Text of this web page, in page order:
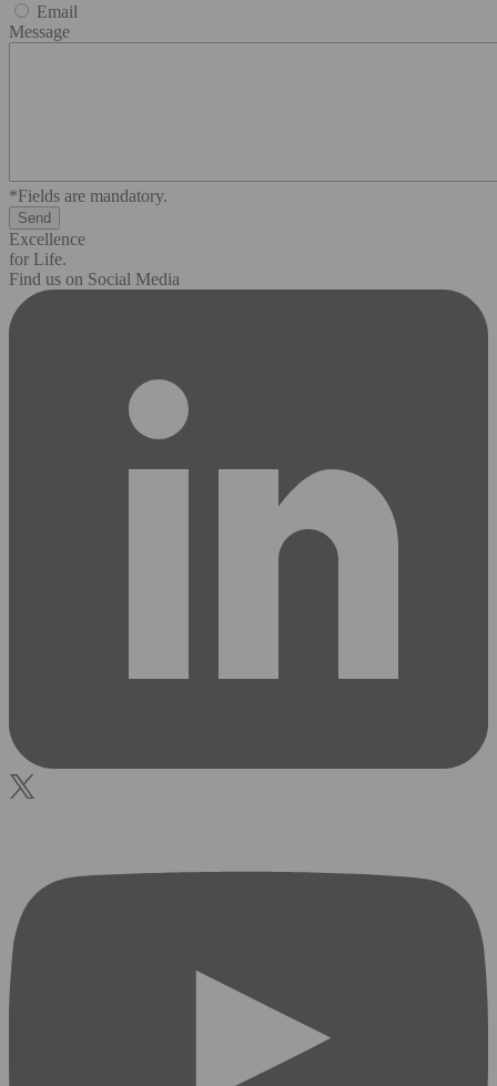
Email
Message
*Fields are mandatory.
Excellence
for Life.
Find us on Social Media